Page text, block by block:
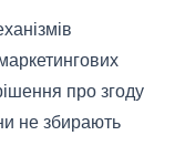
про згоду
не збирають